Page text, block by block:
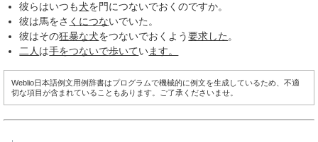
彼らはいつも犬を門につないでおくのですか。
彼は馬をさ くにつないでいた。
彼はその狂暴な犬をつないでおくよう要求した 。
二人 は手をつないで歩いています。
Weblio日本語例文用例辞書はプログラムで機械的に例文を生成しているため、不適
切な項目が含まれていることもあります。ご了承くださいませ。